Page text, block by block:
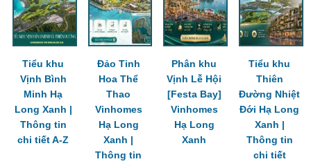
Tiểu khu
Vịnh Bình
Minh Hạ
Long Xanh |
Thông tin
chi tiết A-Z
Đảo Tinh
Hoa Thể
Thao
Vinhomes
Hạ Long
Xanh |
Thông tin
Phân khu
Vịnh Lễ Hội
[Festa Bay]
Vinhomes
Hạ Long
Xanh
Tiểu khu
Thiên
Đường Nhiệt
Đới Hạ Long
Xanh |
Thông tin
chi tiết